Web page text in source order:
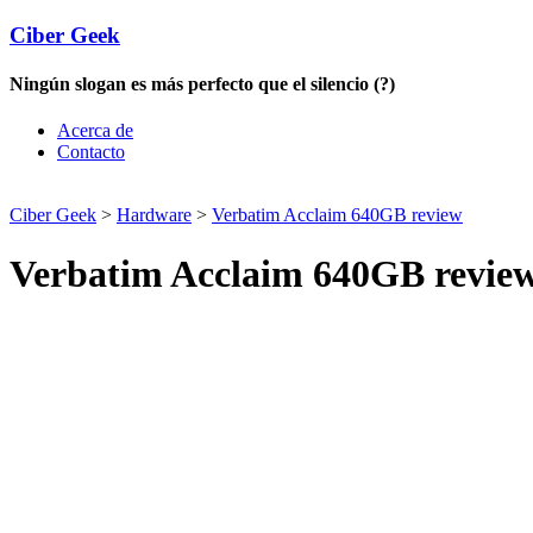
Ciber Geek
Ningún slogan es más perfecto que el silencio (?)
Acerca de
Contacto
Ciber Geek > Hardware > Verbatim Acclaim 640GB review
Verbatim Acclaim 640GB